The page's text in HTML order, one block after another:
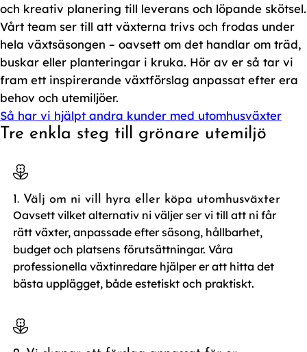
och kreativ planering till leverans och löpande skötsel.
Vårt team ser till att växterna trivs och frodas under
hela växtsäsongen – oavsett om det handlar om träd,
buskar eller planteringar i kruka. Hör av er så tar vi
fram ett inspirerande växtförslag anpassat efter era
behov och utemiljöer.
Så har vi hjälpt andra kunder med utomhusväxter
Tre enkla steg till grönare utemiljö
1. Välj om ni vill hyra eller köpa utomhusväxter
Oavsett vilket alternativ ni väljer ser vi till att ni får
rätt växter, anpassade efter säsong, hållbarhet,
budget och platsens förutsättningar. Våra
professionella växtinredare hjälper er att hitta det
bästa upplägget, både estetiskt och praktiskt.